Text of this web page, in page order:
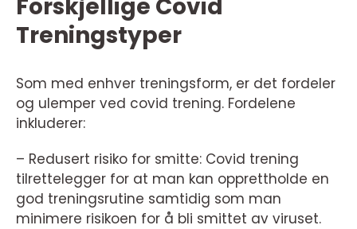
Forskjellige Covid
Treningstyper
Som med enhver treningsform, er det fordeler
og ulemper ved covid trening. Fordelene
inkluderer:
– Redusert risiko for smitte: Covid trening
tilrettelegger for at man kan opprettholde en
god treningsrutine samtidig som man
minimere risikoen for å bli smittet av viruset.